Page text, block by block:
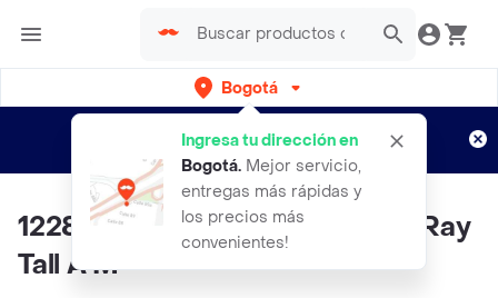
Bogotá
Ingresa tu dirección en
Bogotá. Mejor servicio,
entregas más rápidas y
los precios más
convenientes!
envíos gratis por semanas
Aplican TyC
1228 Cover Kimono/ Amalia W Ray
Tall A M